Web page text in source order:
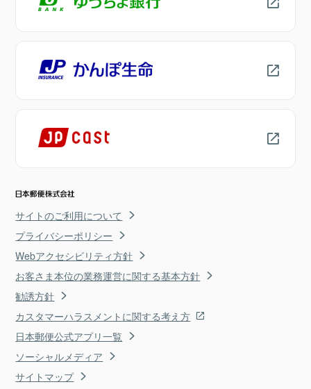
サイトのご利用について
プライバシーポリシー
Webアクセシビリティ方針
お客さま本位の業務運営に関する基本方針
勧誘方針
カスタマーハラスメントに関する考え方
日本郵便公式アプリ一覧
ソーシャルメディア
サイトマップ